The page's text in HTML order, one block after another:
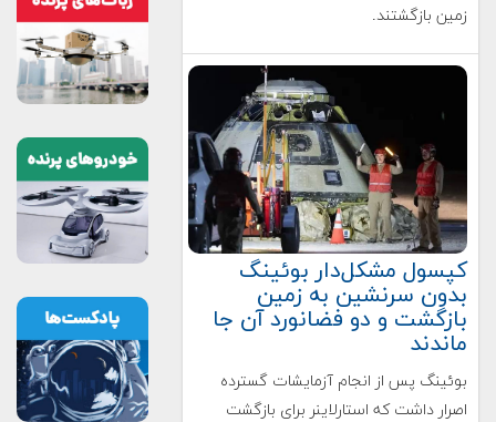
زمین بازگشتند.
کپسول مشکل‌دار بوئینگ
بدون سرنشین به زمین
بازگشت و دو فضانورد آن جا
ماندند
بوئینگ پس از انجام آزمایشات گسترده
اصرار داشت که استارلاینر برای بازگشت